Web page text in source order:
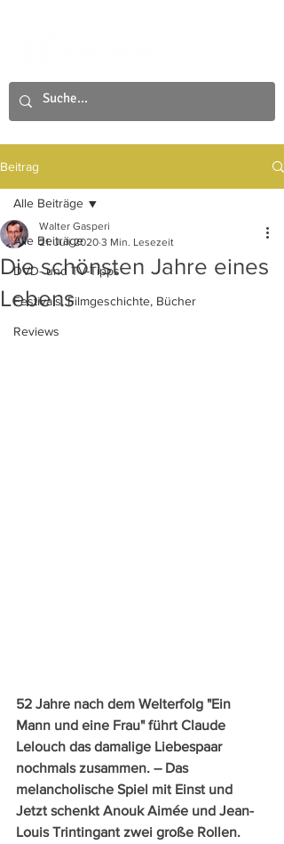
Beitrag
Alle Beiträge
DVD- und TV-Tipps
Festivals, Filmgeschichte, Bücher
Reviews
Alle Beiträge
Die schönsten Jahre eines
Lebens
Walter Gasperi
21. Juli 2020 3 Min. Lesezeit
52 Jahre nach dem Welterfolg "Ein
Mann und eine Frau" führt Claude
Lelouch das damalige Liebespaar
nochmals zusammen. – Das
melancholische Spiel mit Einst und
Jetzt schenkt Anouk Aimée und Jean-
Louis Trintingant zwei große Rollen.